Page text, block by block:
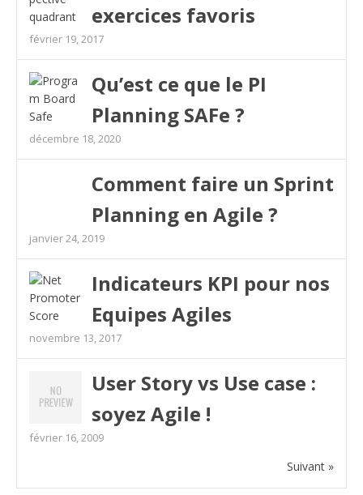
exercices favoris
février 19, 2017
Qu’est ce que le PI
Planning SAFe ?
décembre 18, 2020
Comment faire un Sprint
Planning en Agile ?
janvier 24, 2019
Indicateurs KPI pour nos
Equipes Agiles
novembre 13, 2017
User Story vs Use case :
soyez Agile !
février 16, 2009
Suivant »